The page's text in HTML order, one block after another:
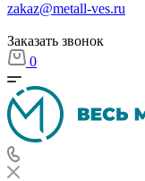
zakaz@metall-ves.ru
Заказать звонок
0